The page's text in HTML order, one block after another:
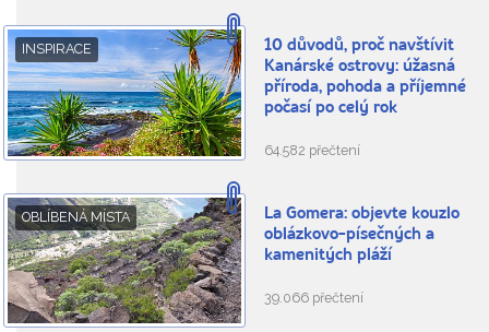
INSPIRACE
10 důvodů, proč navštívit
Kanárské ostrovy: úžasná
příroda, pohoda a příjemné
počasí po celý rok
64.582 přečtení
OBLÍBENÁ MÍSTA
La Gomera: objevte kouzlo
oblázkovo-písečných a
kamenitých pláží
39.066 přečtení